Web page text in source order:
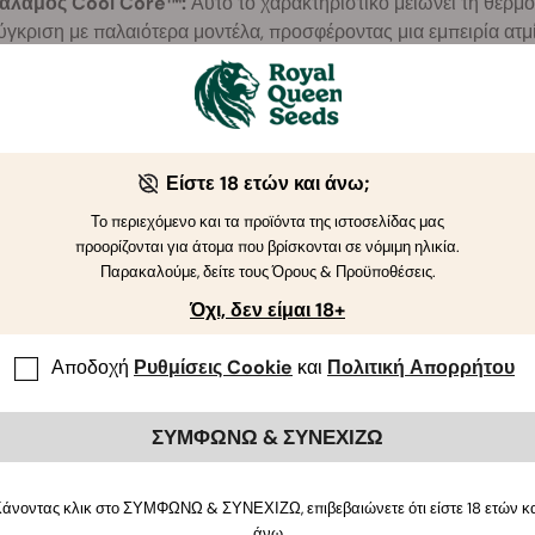
με παλαιότερα μοντέλα, προσφέροντας μια εμπειρία
θερμοκρασίας ακριβείας:Εκτός από τις τέσσερις
έχουν επίσης την επιλογή να ελέγχουν τη θερμοκρασία
φούρνος:Το μέγεθος του θερμικού θαλάμου έχει
χωρητικότητα μπαταρίας: Με πλήρη φόρτιση,
προτού χρειαστεί φόρτιση η μπαταρία αυτού του θηρίου.
από αλουμίνιο αεροσκαφών
θερμοκρασίας 0–221ºC
4.5 × 9.2 × 2.5 cm
159 γραμμάρια
Είστε 18 ετών και άνω;
Το περιεχόμενο και τα προϊόντα της ιστοσελίδας μας
προορίζονται για άτομα που βρίσκονται σε νόμιμη ηλικία.
Παρακαλούμε, δείτε τους Όρους & Προϋποθέσεις.
Όχι, δεν είμαι 18+
Αποδοχή Ρυθμίσεις Cookie και Πολιτική Απορρήτου
ΣΥΜΦΩΝΩ & ΣΥΝΕΧΙΖΩ
κλικ στο ΣΥΜΦΩΝΩ & ΣΥΝΕΧΙΖΩ, επιβεβαιώνετε ότι είστε 18 ετών